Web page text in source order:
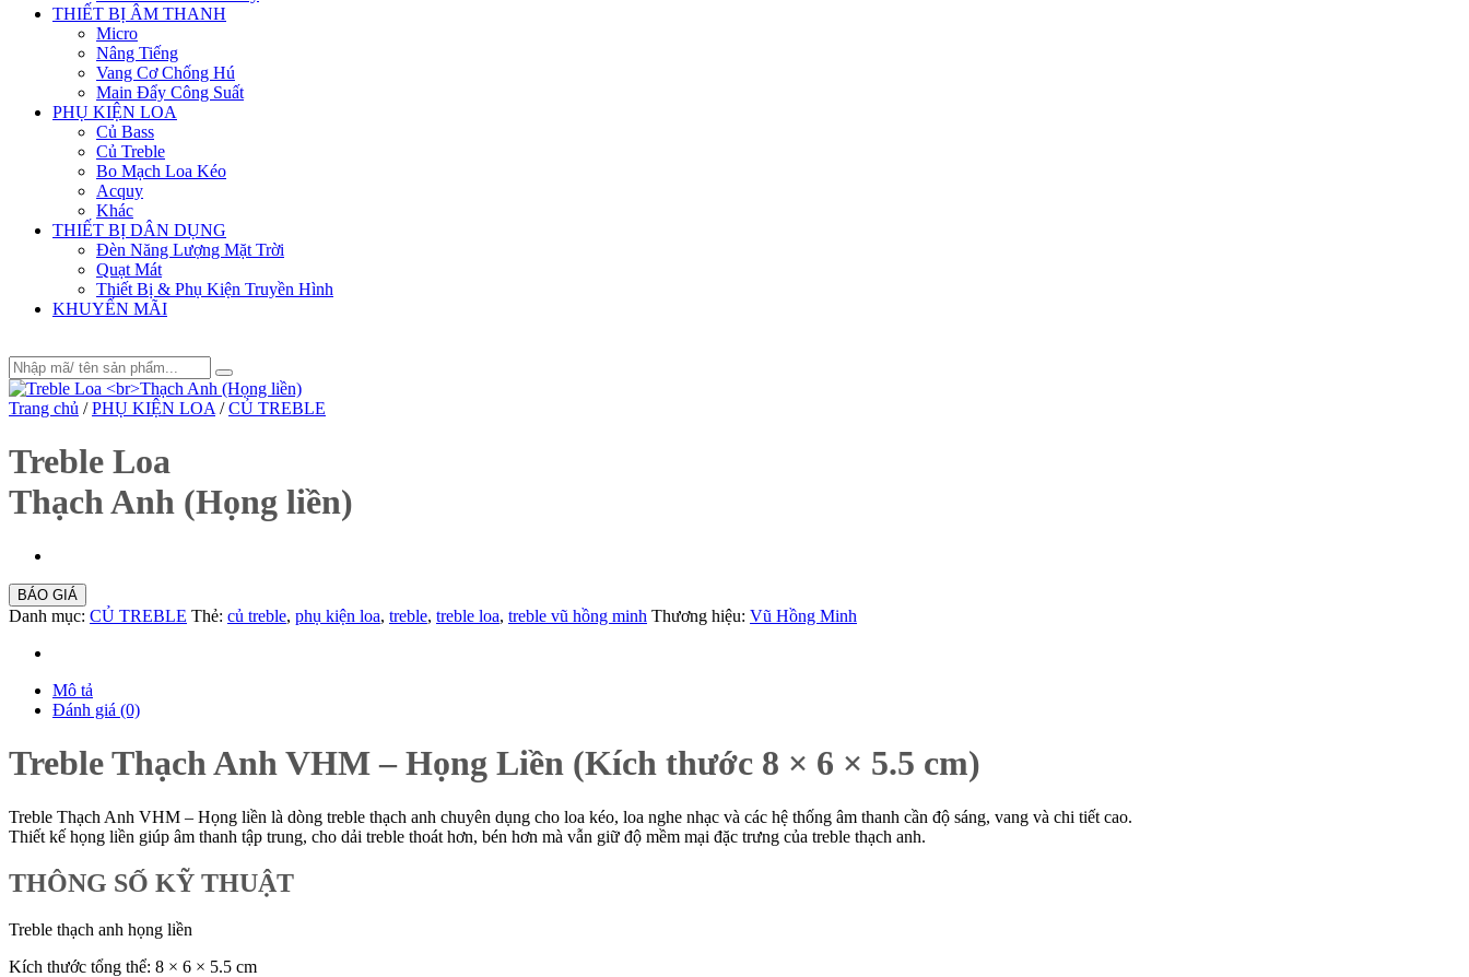
THIẾT BỊ ÂM THANH
Micro
Nâng Tiếng
Vang Cơ Chống Hú
Main Đẩy Công Suất
PHỤ KIỆN LOA
Củ Bass
Củ Treble
Bo Mạch Loa Kéo
Acquy
Khác
THIẾT BỊ DÂN DỤNG
Đèn Năng Lượng Mặt Trời
Quạt Mát
Thiết Bị & Phụ Kiện Truyền Hình
KHUYẾN MÃI
Trang chủ / PHỤ KIỆN LOA / CỦ TREBLE
Treble Loa
Thạch Anh (Họng liền)
BÁO GIÁ
Danh mục: CỦ TREBLE Thẻ: củ treble, phụ kiện loa, treble, treble loa, treble vũ hồng minh Thương hiệu: Vũ Hồng Minh
Mô tả
Đánh giá (0)
Treble Thạch Anh VHM – Họng Liền (Kích thước 8 × 6 × 5.5 cm)
Treble Thạch Anh VHM – Họng liền là dòng treble thạch anh chuyên dụng cho loa kéo, loa nghe nhạc và các hệ thống âm thanh cần độ sáng, vang và chi tiết cao.
Thiết kế họng liền giúp âm thanh tập trung, cho dải treble thoát hơn, bén hơn mà vẫn giữ độ mềm mại đặc trưng của treble thạch anh.
THÔNG SỐ KỸ THUẬT
Treble thạch anh họng liền
Kích thước tổng thể: 8 × 6 × 5.5 cm